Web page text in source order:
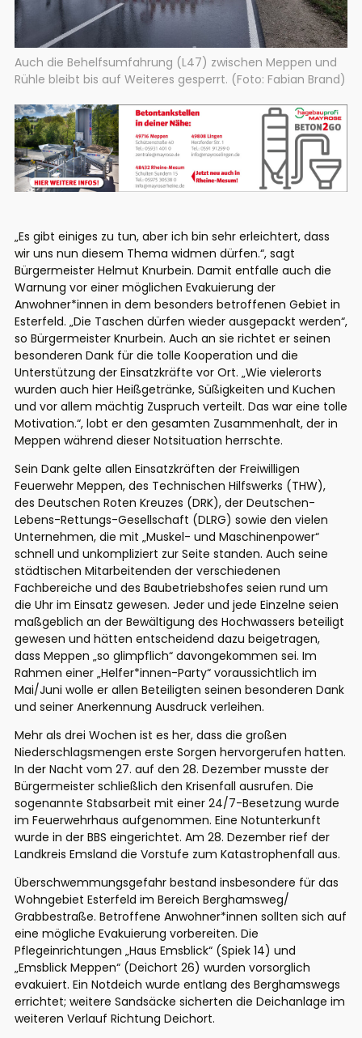
Auch die Behelfsumfahrung (L47) zwischen Meppen und
Rühle bleibt bis auf Weiteres gesperrt. (Foto: Fabian Brand)
„Es gibt einiges zu tun, aber ich bin sehr erleichtert, dass
wir uns nun diesem Thema widmen dürfen.“, sagt
Bürgermeister Helmut Knurbein. Damit entfalle auch die
Warnung vor einer möglichen Evakuierung der
Anwohner*innen in dem besonders betroffenen Gebiet in
Esterfeld. „Die Taschen dürfen wieder ausgepackt werden“,
so Bürgermeister Knurbein. Auch an sie richtet er seinen
besonderen Dank für die tolle Kooperation und die
Unterstützung der Einsatzkräfte vor Ort. „Wie vielerorts
wurden auch hier Heißgetränke, Süßigkeiten und Kuchen
und vor allem mächtig Zuspruch verteilt. Das war eine tolle
Motivation.“, lobt er den gesamten Zusammenhalt, der in
Meppen während dieser Notsituation herrschte.
Sein Dank gelte allen Einsatzkräften der Freiwilligen
Feuerwehr Meppen, des Technischen Hilfswerks (THW),
des Deutschen Roten Kreuzes (DRK), der Deutschen-
Lebens-Rettungs-Gesellschaft (DLRG) sowie den vielen
Unternehmen, die mit „Muskel- und Maschinenpower“
schnell und unkompliziert zur Seite standen. Auch seine
städtischen Mitarbeitenden der verschiedenen
Fachbereiche und des Baubetriebshofes seien rund um
die Uhr im Einsatz gewesen. Jeder und jede Einzelne seien
maßgeblich an der Bewältigung des Hochwassers beteiligt
gewesen und hätten entscheidend dazu beigetragen,
dass Meppen „so glimpflich“ davongekommen sei. Im
Rahmen einer „Helfer*innen-Party“ voraussichtlich im
Mai/Juni wolle er allen Beteiligten seinen besonderen Dank
und seiner Anerkennung Ausdruck verleihen.
Mehr als drei Wochen ist es her, dass die großen
Niederschlagsmengen erste Sorgen hervorgerufen hatten.
In der Nacht vom 27. auf den 28. Dezember musste der
Bürgermeister schließlich den Krisenfall ausrufen. Die
sogenannte Stabsarbeit mit einer 24/7-Besetzung wurde
im Feuerwehrhaus aufgenommen. Eine Notunterkunft
wurde in der BBS eingerichtet. Am 28. Dezember rief der
Landkreis Emsland die Vorstufe zum Katastrophenfall aus.
Überschwemmungsgefahr bestand insbesondere für das
Wohngebiet Esterfeld im Bereich Berghamsweg/
Grabbestraße. Betroffene Anwohner*innen sollten sich auf
eine mögliche Evakuierung vorbereiten. Die
Pflegeinrichtungen „Haus Emsblick“ (Spiek 14) und
„Emsblick Meppen“ (Deichort 26) wurden vorsorglich
evakuiert. Ein Notdeich wurde entlang des Berghamswegs
errichtet; weitere Sandsäcke sicherten die Deichanlage im
weiteren Verlauf Richtung Deichort.